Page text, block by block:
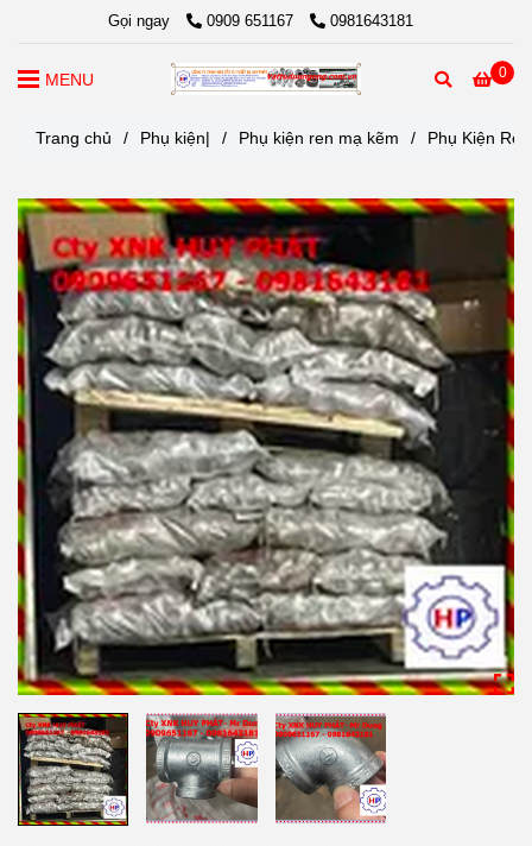
Gọi ngay 0909 651167 0981643181
0
MENU
Trang chủ / Phụ kiện| / Phụ kiện ren mạ kẽm / Phụ Kiện